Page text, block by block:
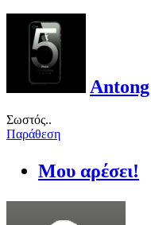
Antong
Σωστός..
Παράθεση
Μου αρέσει!